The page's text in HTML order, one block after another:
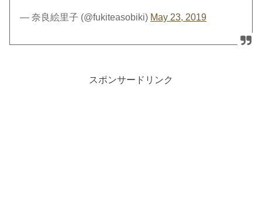
— 奈良絵里子 (@fukiteasobiki) May 23, 2019
スポンサードリンク